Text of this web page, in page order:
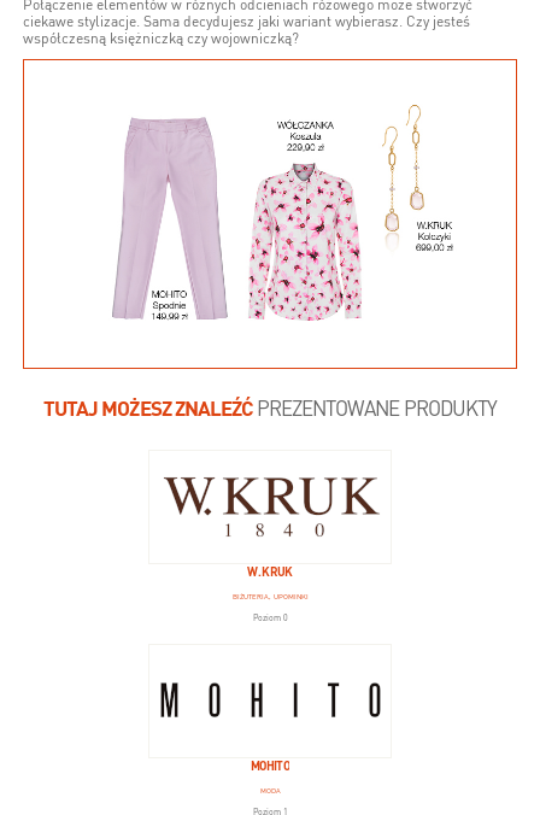
Połączenie elementów w różnych odcieniach różowego może stworzyć
ciekawe stylizacje. Sama decydujesz jaki wariant wybierasz. Czy jesteś
współczesną księżniczką czy wojowniczką?
TUTAJ MOŻESZ ZNALEŹĆPREZENTOWANE PRODUKTY
W. KRUK
BIŻUTERIA, UPOMINKI
Poziom 0
MOHITO
MODA
Poziom 1